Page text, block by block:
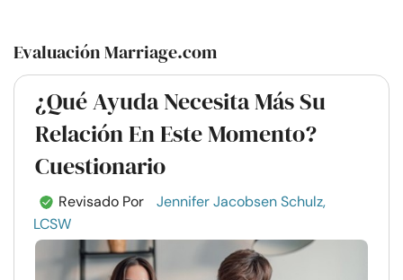
Evaluación Marriage.com
¿Qué Ayuda Necesita Más Su
Relación En Este Momento?
Cuestionario
Revisado Por
Jennifer Jacobsen Schulz,
LCSW